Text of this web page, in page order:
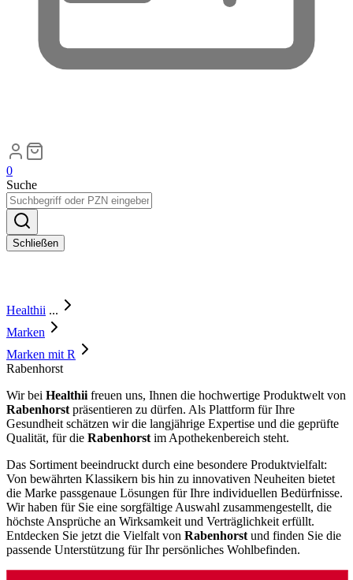
0
Suche
Schließen
Healthii ...
Marken
Marken mit R
Rabenhorst
Wir bei Healthii freuen uns, Ihnen die hochwertige Produktwelt von
Rabenhorst präsentieren zu dürfen. Als Plattform für Ihre
Gesundheit schätzen wir die langjährige Expertise und die geprüfte
Qualität, für die Rabenhorst im Apothekenbereich steht.
Das Sortiment beeindruckt durch eine besondere Produktvielfalt:
Von bewährten Klassikern bis hin zu innovativen Neuheiten bietet
die Marke passgenaue Lösungen für Ihre individuellen Bedürfnisse.
Wir haben für Sie eine sorgfältige Auswahl zusammengestellt, die
höchste Ansprüche an Wirksamkeit und Verträglichkeit erfüllt.
Entdecken Sie jetzt die Vielfalt von Rabenhorst und finden Sie die
passende Unterstützung für Ihr persönliches Wohlbefinden.